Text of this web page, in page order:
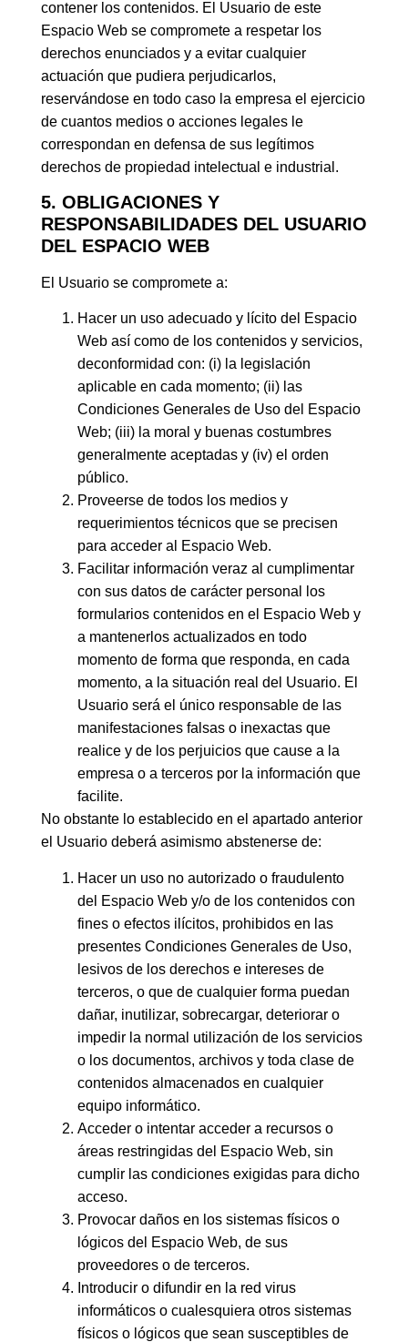
contener los contenidos. El Usuario de este
Espacio Web se compromete a respetar los
derechos enunciados y a evitar cualquier
actuación que pudiera perjudicarlos,
reservándose en todo caso la empresa el ejercicio
de cuantos medios o acciones legales le
correspondan en defensa de sus legítimos
derechos de propiedad intelectual e industrial.
5. OBLIGACIONES Y
RESPONSABILIDADES DEL USUARIO
DEL ESPACIO WEB
El Usuario se compromete a:
Hacer un uso adecuado y lícito del Espacio
Web así como de los contenidos y servicios,
deconformidad con: (i) la legislación
aplicable en cada momento; (ii) las
Condiciones Generales de Uso del Espacio
Web; (iii) la moral y buenas costumbres
generalmente aceptadas y (iv) el orden
público.
Proveerse de todos los medios y
requerimientos técnicos que se precisen
para acceder al Espacio Web.
Facilitar información veraz al cumplimentar
con sus datos de carácter personal los
formularios contenidos en el Espacio Web y
a mantenerlos actualizados en todo
momento de forma que responda, en cada
momento, a la situación real del Usuario. El
Usuario será el único responsable de las
manifestaciones falsas o inexactas que
realice y de los perjuicios que cause a la
empresa o a terceros por la información que
facilite.
No obstante lo establecido en el apartado anterior
el Usuario deberá asimismo abstenerse de:
Hacer un uso no autorizado o fraudulento
del Espacio Web y/o de los contenidos con
fines o efectos ilícitos, prohibidos en las
presentes Condiciones Generales de Uso,
lesivos de los derechos e intereses de
terceros, o que de cualquier forma puedan
dañar, inutilizar, sobrecargar, deteriorar o
impedir la normal utilización de los servicios
o los documentos, archivos y toda clase de
contenidos almacenados en cualquier
equipo informático.
Acceder o intentar acceder a recursos o
áreas restringidas del Espacio Web, sin
cumplir las condiciones exigidas para dicho
acceso.
Provocar daños en los sistemas físicos o
lógicos del Espacio Web, de sus
proveedores o de terceros.
Introducir o difundir en la red virus
informáticos o cualesquiera otros sistemas
físicos o lógicos que sean susceptibles de